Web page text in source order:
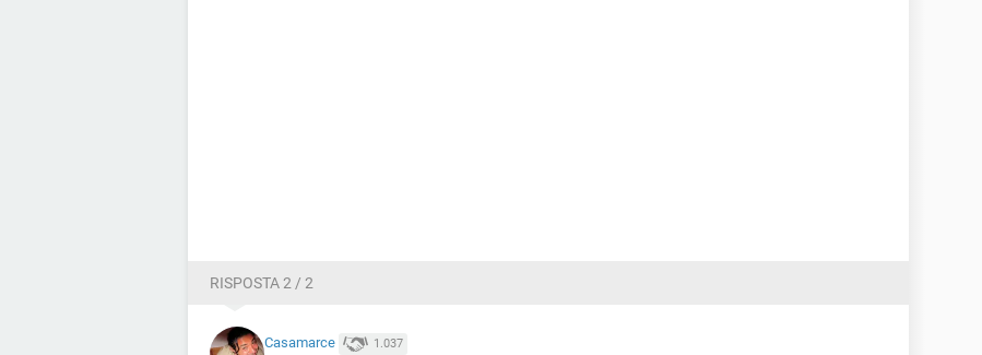
RISPOSTA 2 / 2
Casamarce 1.037